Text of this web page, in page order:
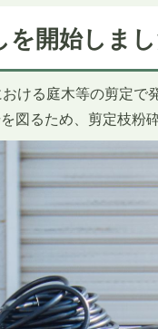
を開始しま
ける庭木等の剪定で
図るため、剪定枝粉